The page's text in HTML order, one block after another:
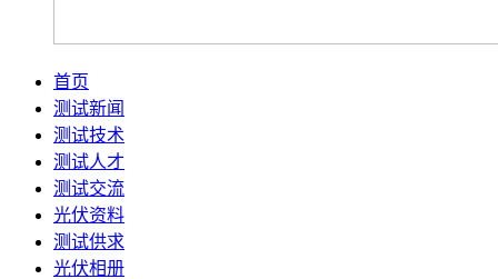
首页
测试新闻
测试技术
测试人才
测试交流
光伏资料
测试供求
光伏相册